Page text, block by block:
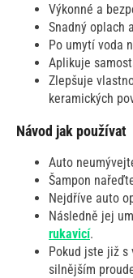
Výkonné a
Snadný oplach
Po umytí voda
Aplikuje
Zlepšuje
keramických
Návod jak používat
Auto
Šampon
Nejdříve auto
Následně jej
rukavicí.
Pokud jste již s
silnějším